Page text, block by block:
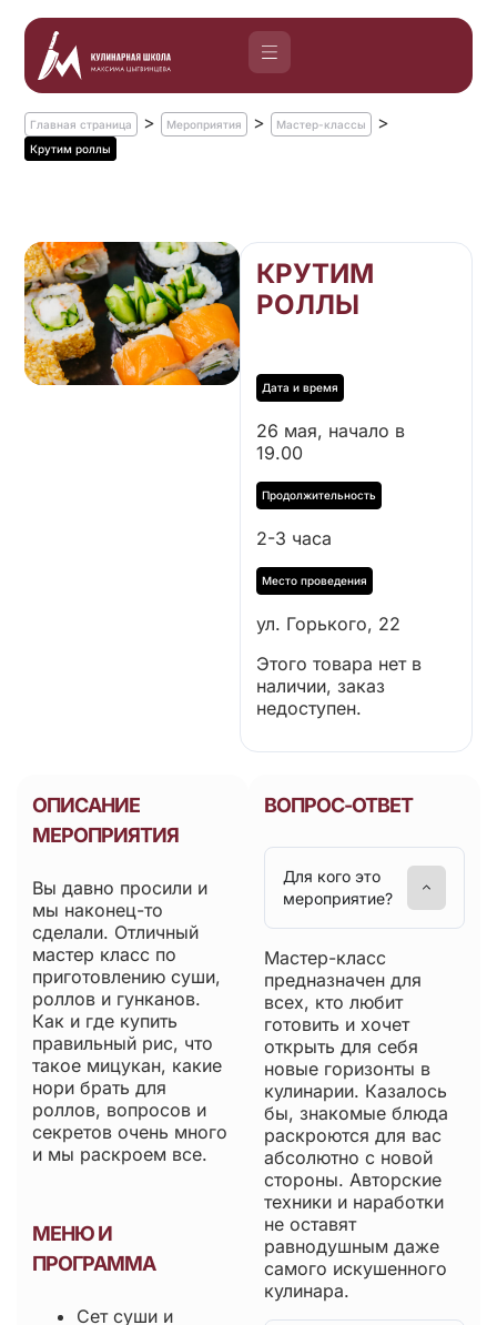
Главная страница > Мероприятия > Мастер-классы >
Крутим роллы
КРУТИМ
РОЛЛЫ
26 мая, начало в
19.00
2-3 часа
ул. Горького, 22
Этого товара нет в
наличии, заказ
недоступен.
ОПИСАНИЕ
МЕРОПРИЯТИЯ
Вы давно просили и
мы наконец-то
сделали. Отличный
мастер класс по
приготовлению суши,
роллов и гунканов.
Как и где купить
правильный рис, что
такое мицукан, какие
нори брать для
роллов, вопросов и
секретов очень много
и мы раскроем все.
МЕНЮ И
ПРОГРАММА
Сет суши и
ВОПРОС-ОТВЕТ
Для кого это
мероприятие?
Мастер-класс
предназначен для
всех, кто любит
готовить и хочет
открыть для себя
новые горизонты в
кулинарии. Казалось
бы, знакомые блюда
раскроются для вас
абсолютно с новой
стороны. Авторские
техники и наработки
не оставят
равнодушным даже
самого искушенного
кулинара.